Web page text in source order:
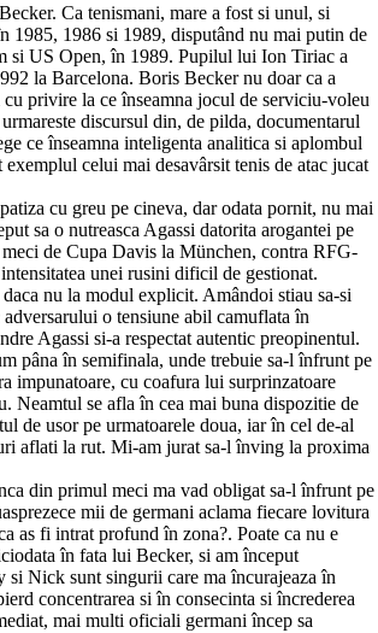
Ca tenismani, mare a fost si unul, si
1985, 1986 si 1989, disputând nu mai putin de
si US Open, în 1989. Pupilul lui Ion Tiriac a
la Barcelona. Boris Becker nu doar ca a
privire la ce înseamna jocul de serviciu-voleu
discursul din, de pilda, documentarul
ce înseamna inteligenta analitica si aplombul
celui mai desavârsit tenis de atac jucat
cu greu pe cineva, dar odata pornit, nu mai
sa o nutreasca Agassi datorita arogantei pe
de Cupa Davis la München, contra RFG-
unei rusini dificil de gestionat.
nu la modul explicit. Amândoi stiau sa-si
o tensiune abil camuflata în
Agassi si-a respectat autentic preopinentul.
pâna în semifinala, unde trebuie sa-l înfrunt pe
impunatoare, cu coafura lui surprinzatoare
Neamtul se afla în cea mai buna dispozitie de
de usor pe urmatoarele doua, iar în cel de-al
aflati la rut. Mi-am jurat sa-l înving la proxima
din primul meci ma vad obligat sa-l înfrunt pe
mii de germani aclama fiecare lovitura
as fi intrat profund în zona?. Poate ca nu e
în fata lui Becker, si am început
Nick sunt singurii care ma încurajeaza în
concentrarea si în consecinta si încrederea
mai multi oficiali germani încep sa